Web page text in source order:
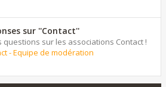
sur ''Contact''
questions sur les associations Contact !
- Equipe de modération